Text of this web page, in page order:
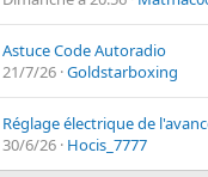
Astuce Code Autoradio
21/7/26 Goldstarboxing
30/6/26 Hocis_7777